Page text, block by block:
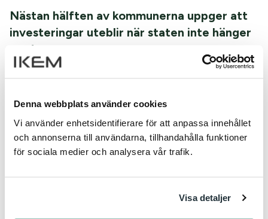
Denna webbplats använder cookies
Vi använder enhetsidentifierare för att anpassa innehållet
och annonserna till användarna, tillhandahålla funktioner
för sociala medier och analysera vår trafik.
Visa detaljer
Nästan hälften av kommunerna uppger att
investeringar uteblir när staten inte hänger
med
IKEM – Innovations- och kemiindustrierna i Sverige visar i
Kompetensbristen hotar industrins
investeringar
Tillgången till rätt kompetens har blivit en avgörande